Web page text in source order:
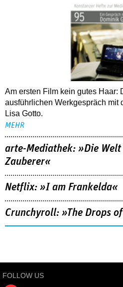
Am ersten Film kein gutes Haar:
ausführlichen Werkgespräch mit
Lisa Gotto.
MEHR
arte-Mediathek: »Die
Zauberer«
Netflix: »I am Frankelda«
Crunchyroll: »The Drops
FOLLOW US